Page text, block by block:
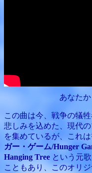
あなた
この曲は今、戦争の犠
悲しみを込めた、現代
を集めているが、これ
ガー・ゲーム/Hunger
Hanging Tree という元
こともあり、このオリ